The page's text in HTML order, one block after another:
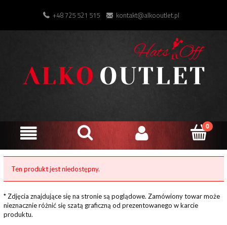
+48 725 521 515 kontakt@alkooutlet.pl
Ten produkt jest niedostępny.
* Zdjęcia znajdujące się na stronie są poglądowe. Zamówiony towar może
nieznacznie różnić się szatą graficzną od prezentowanego w karcie
produktu.